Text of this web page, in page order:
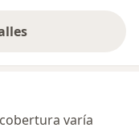
dirección
varía